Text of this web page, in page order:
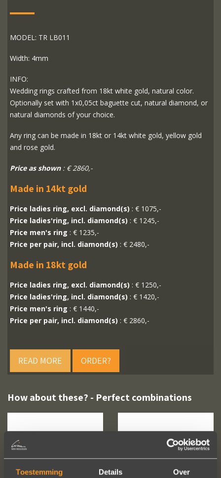
Toestemming Details Over
MODEL: TR LB011
Width: 4mm
INFO:
Wedding rings crafted from 18kt white gold, natural color.
Optionally set with 1x0,05ct baguette cut, natural diamond, or
natural diamonds of your choice.
Any ring can be made in 18kt or 14kt white gold, yellow gold
and rose gold.
Price as shown: € 2860,-
Made in 14kt gold
Price ladies ring, excl. diamond(s) : € 1075,-
Price ladies'ring, incl. diamond(s) : € 1245,-
Price men's ring : € 1235,-
Price per pair, incl. diamond(s) : € 2480,-
Made in 18kt gold
Price ladies ring, excl. diamond(s) : € 1250,-
Price ladies'ring, incl. diamond(s) : € 1420,-
Price men's ring : € 1440,-
Price per pair, incl. diamond(s) : € 2860,-
READ MORE ORDER?
How about these? - Perfect combinations